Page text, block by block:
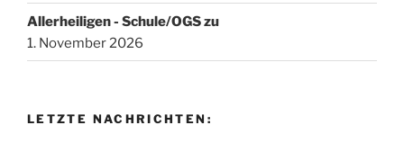
Allerheiligen - Schule/OGS zu
1. November 2026
LETZTE NACHRICHTEN: